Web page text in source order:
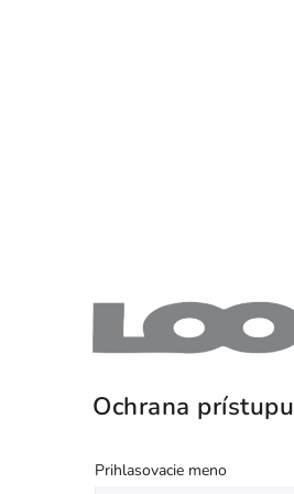
Ochrana prístupu
Prihlasovacie meno